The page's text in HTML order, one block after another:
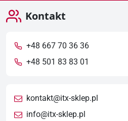
Kontakt
+48 667 70 36 36
+48 501 83 83 01
kontakt@itx-sklep.pl
info@itx-sklep.pl